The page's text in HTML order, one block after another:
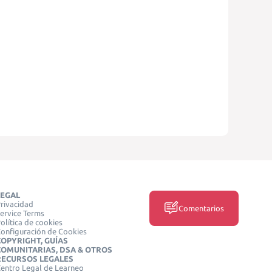
Terms
de cookies
de Cookies
GUÍAS
DSA & OTROS
LEGALES
Legal de Learneo
Comentarios